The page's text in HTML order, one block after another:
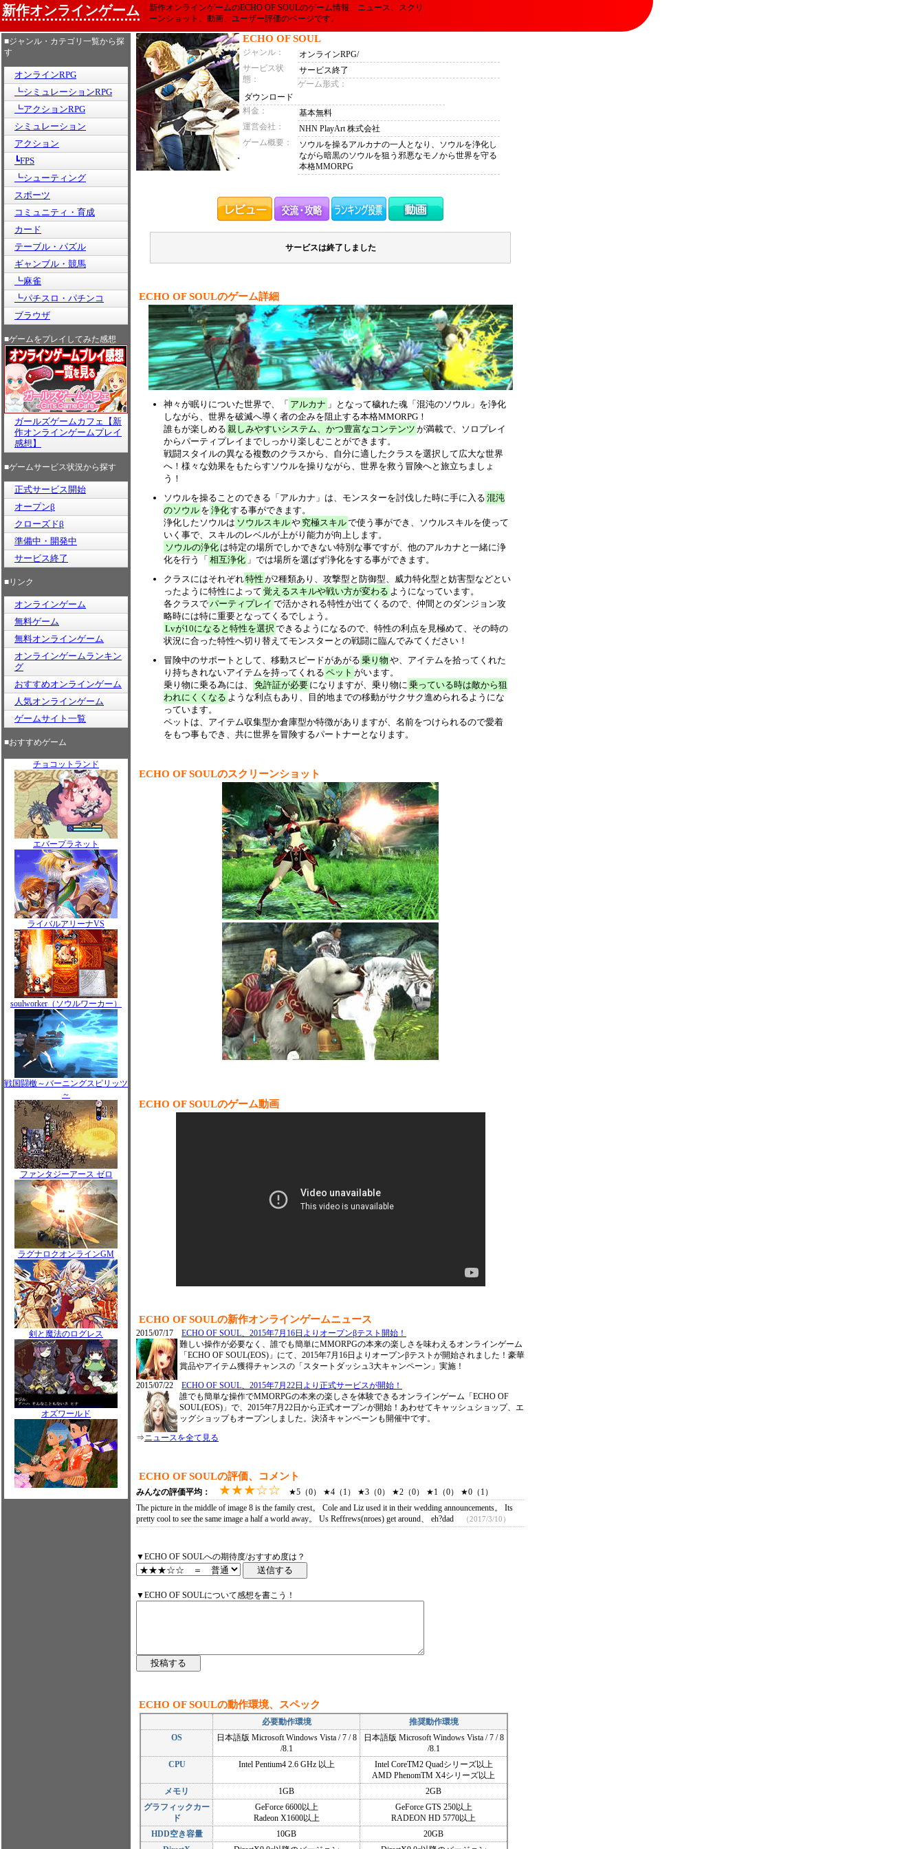
新作オンラインゲーム
新作オンラインゲームのECHO OF SOULのゲーム情報、ニュース、スクリ
ーンショット、動画、ユーザー評価のページです。
■ジャンル・カテゴリ一覧から探
す
オンラインRPG
┗シミュレーションRPG
┗アクションRPG
シミュレーション
アクション
┗FPS
┗シューティング
スポーツ
コミュニティ・育成
カード
テーブル・パズル
ギャンブル・競馬
┗麻雀
┗パチスロ・パチンコ
ブラウザ
■ゲームをプレイしてみた感想
ガールズゲームカフェ【新
作オンラインゲームプレイ
感想】
■ゲームサービス状況から探す
正式サービス開始
オープンβ
クローズドβ
準備中・開発中
サービス終了
■リンク
オンラインゲーム
無料ゲーム
無料オンラインゲーム
オンラインゲームランキン
グ
おすすめオンラインゲーム
人気オンラインゲーム
ゲームサイト一覧
■おすすめゲーム
チョコットランド
エバープラネット
ライバルアリーナVS
soulworker（ソウルワーカー）
戦国闘檄～バーニングスピリッツ
～
ファンタジーアース ゼロ
ラグナロクオンラインGM
剣と魔法のログレス
オズワールド
ECHO OF SOUL
ジャンル：
オンラインRPG/
サービス状
態：
サービス終了
ゲーム形式：
ダウンロード
料金：
基本無料
運営会社：
NHN PlayArt 株式会社
ゲーム概要：
ソウルを操るアルカナの一人となり、ソウルを浄化し
ながら暗黒のソウルを狙う邪悪なモノから世界を守る
本格MMORPG
サービスは終了しました
ECHO OF SOULのゲーム詳細
神々が眠りについた世界で、「 アルカナ 」となって穢れた魂「混沌のソウル」を浄化
しながら、世界を破滅へ導く者の企みを阻止する本格MMORPG！
誰もが楽しめる 親しみやすいシステム、かつ豊富なコンテンツ が満載で、ソロプレイ
からパーティプレイまでしっかり楽しむことができます。
戦闘スタイルの異なる複数のクラスから、自分に適したクラスを選択して広大な世界
へ！様々な効果をもたらすソウルを操りながら、世界を救う冒険へと旅立ちましょ
う！
ソウルを操ることのできる「アルカナ」は、モンスターを討伐した時に手に入る 混沌
のソウル を 浄化する事ができます。
浄化したソウルは ソウルスキルや 究極スキルで使う事ができ、ソウルスキルを使って
いく事で、スキルのレベルが上がり能力が向上します。
ソウルの浄化 は特定の場所でしかできない特別な事ですが、他のアルカナと一緒に浄
化を行う「 相互浄化 」では場所を選ばず浄化をする事ができます。
クラスにはそれぞれ特性 が2種類あり、攻撃型と防御型、威力特化型と妨害型などとい
ったように特性によって 覚えるスキルや戦い方が変わる ようになっています。
各クラスでパーティプレイ で活かされる特性が出てくるので、仲間とのダンジョン攻
略時には特に重要となってくるでしょう。
Lvが10になると特性を選択 できるようになるので、特性の利点を見極めて、その時の
状況に合った特性へ切り替えてモンスターとの戦闘に臨んでみてください！
冒険中のサポートとして、移動スピードがあがる 乗り物 や、アイテムを拾ってくれた
り持ちきれないアイテムを持ってくれる ペット がいます。
乗り物に乗る為には、
免許証が必要 になりますが、乗り物に 乗っている時は敵から狙
われにくくなる ような利点もあり、目的地までの移動がサクサク進められるようにな
っています。
ペットは、アイテム収集型か倉庫型か特徴がありますが、名前をつけられるので愛着
をもつ事もでき、共に世界を冒険するパートナーとなります。
ECHO OF SOULのスクリーンショット
ECHO OF SOULのゲーム動画
ECHO OF SOULの新作オンラインゲームニュース
2015/07/17 ECHO OF SOUL、2015年7月16日よりオープンβテスト開始！
難しい操作が必要なく、誰でも簡単にMMORPGの本来の楽しさを味わえるオンラインゲーム
「ECHO OF SOUL(EOS)」にて、2015年7月16日よりオープンβテストが開始されました！豪華
賞品やアイテム獲得チャンスの「スタートダッシュ3大キャンペーン」実施！
2015/07/22 ECHO OF SOUL、2015年7月22日より正式サービスが開始！
誰でも簡単な操作でMMORPGの本来の楽しさを体験できるオンラインゲーム「ECHO OF
SOUL(EOS)」で、2015年7月22日から正式オープンが開始！あわせてキャッシュショップ、エ
ッグショップもオープンしました。決済キャンペーンも開催中です。
⇒ニュースを全て見る
ECHO OF SOULの評価、コメント
みんなの評価平均： ★★★☆☆ ★5（0） ★4（1） ★3（0） ★2（0） ★1（0） ★0（1）
The picture in the middle of image 8 is the family crest。 Cole and Liz used it in their wedding announcements。 Its
pretty cool to see the same image a half a world away。 Us Reffrews(nroes) get around、 eh?dad
（2017/3/10）
▼ECHO OF SOULへの期待度/おすすめ度は？
▼ECHO OF SOULについて感想を書こう！
ECHO OF SOULの動作環境、スペック
必要動作環境
推奨動作環境
OS
日本語版 Microsoft Windows Vista / 7 / 8
/8.1
日本語版 Microsoft Windows Vista / 7 / 8
/8.1
CPU
Intel Pentium4 2.6 GHz 以上
Intel CoreTM2 Quadシリーズ以上
AMD PhenomTM X4シリーズ以上
メモリ
1GB
2GB
グラフィックカー
ド
GeForce 6600以上
Radeon X1600以上
GeForce GTS 250以上
RADEON HD 5770以上
HDD空き容量
10GB
20GB